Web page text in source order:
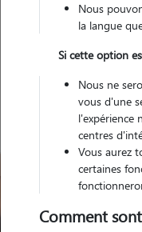
Nos
Nous
la langue
Si cette option
Nous ne
vous d'une
l'expérience
centres
Vous aurez
certaines
Comment